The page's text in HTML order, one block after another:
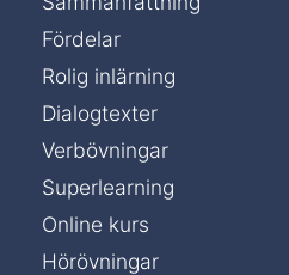
Fördelar
Rolig inlärning
Dialogtexter
Verbövningar
Superlearning
Online kurs
Hörövningar